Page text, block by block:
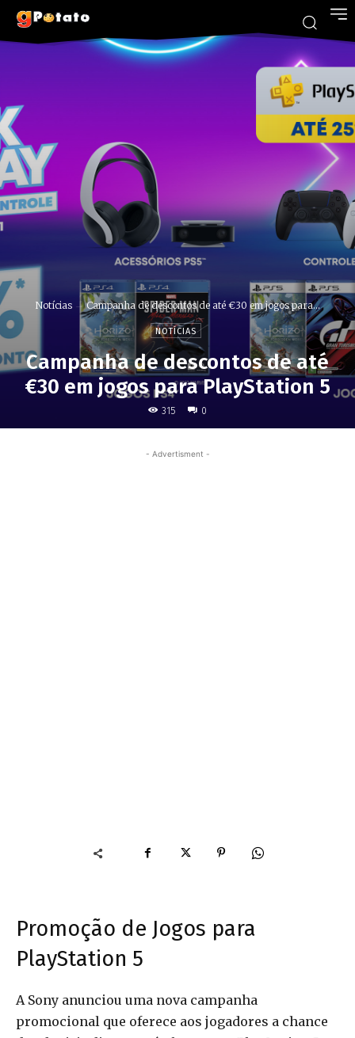
Notícias Campanha de descontos de até €30 em jogos para...
NOTÍCIAS
Campanha de descontos de até
€30 em jogos para PlayStation 5
315 0
- Advertisment -
Promoção de Jogos para
PlayStation 5
A Sony anunciou uma nova campanha
promocional que oferece aos jogadores a chance